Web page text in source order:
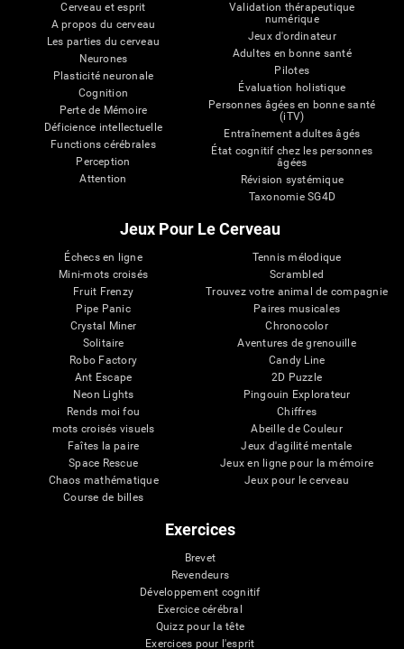
Cerveau et esprit
A propos du cerveau
Les parties du cerveau
Neurones
Plasticité neuronale
Cognition
Perte de Mémoire
Déficience intellectuelle
Functions cérébrales
Perception
Attention
Validation thérapeutique
numérique
Jeux d'ordinateur
Adultes en bonne santé
Pilotes
Évaluation holistique
Personnes âgées en bonne santé
(iTV)
Entraînement adultes âgés
État cognitif chez les personnes
âgées
Révision systémique
Taxonomie SG4D
Jeux Pour Le Cerveau
Échecs en ligne
Mini-mots croisés
Fruit Frenzy
Pipe Panic
Crystal Miner
Solitaire
Robo Factory
Ant Escape
Neon Lights
Rends moi fou
mots croisés visuels
Faîtes la paire
Space Rescue
Chaos mathématique
Course de billes
Tennis mélodique
Scrambled
Trouvez votre animal de compagnie
Paires musicales
Chronocolor
Aventures de grenouille
Candy Line
2D Puzzle
Pingouin Explorateur
Chiffres
Abeille de Couleur
Jeux d'agilité mentale
Jeux en ligne pour la mémoire
Jeux pour le cerveau
Exercices
Brevet
Revendeurs
Développement cognitif
Exercice cérébral
Quizz pour la tête
Exercices pour l'esprit